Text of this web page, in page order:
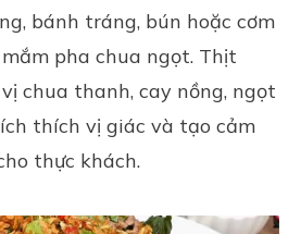
bánh tráng, bún hoặc cơm
pha chua ngọt. Thịt
chua thanh, cay nồng, ngọt
thích vị giác và tạo cảm
thực khách.